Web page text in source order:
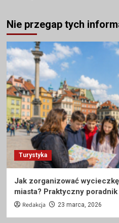
Nie przegap tych
Turystyka
Jak zorganizować
miasta? Praktyczny
Redakcja 23 marca, 2026